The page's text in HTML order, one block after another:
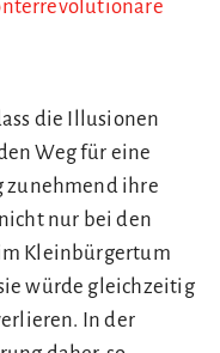
die Illusionen
Weg für eine
zunehmend ihre
nur bei den
Kleinbürgertum
würde gleichzeitig
In der